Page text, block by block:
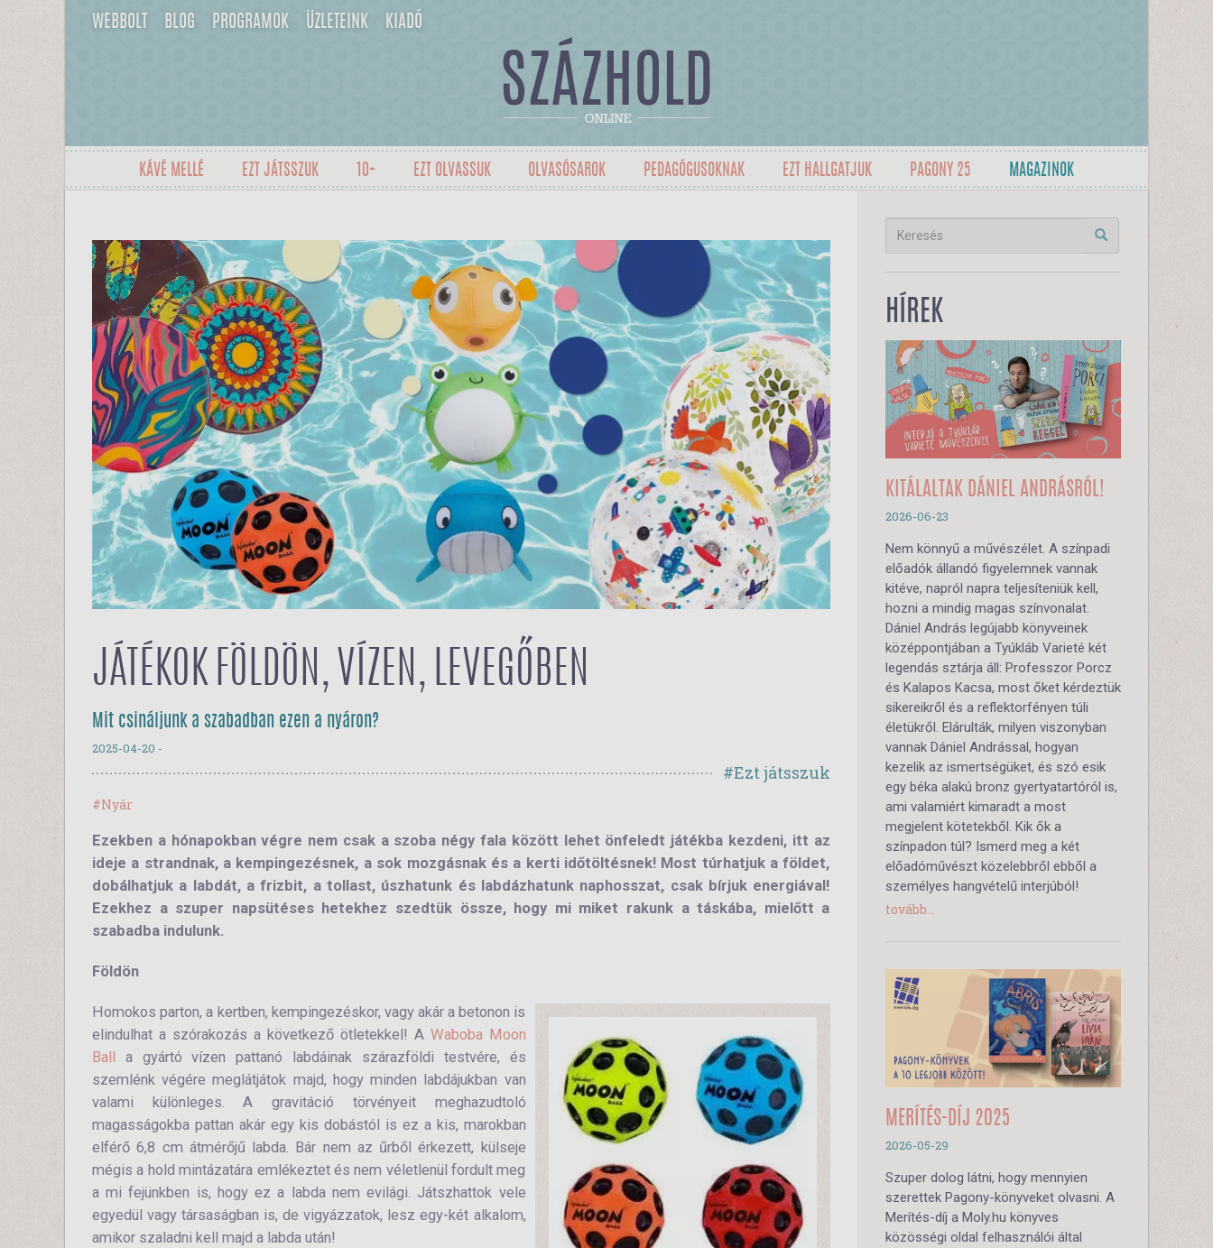
WEBBOLT BLOG PROGRAMOK ÜZLETEINK KIADÓ
KÁVÉ MELLÉ EZT JÁTSSZUK 10+ EZT OLVASSUK OLVASÓSAROK PEDAGÓGUSOKNAK EZT HALLGATJUK PAGONY 25 MAGAZINOK
JÁTÉKOK FÖLDÖN, VÍZEN, LEVEGŐBEN
Mit csináljunk a szabadban ezen a nyáron?
2025-04-20 -
#Ezt játsszuk
#Nyár
Ezekben a hónapokban végre nem csak a szoba négy fala között lehet önfeledt játékba kezdeni, itt az
ideje a strandnak, a kempingezésnek, a sok mozgásnak és a kerti időtöltésnek! Most túrhatjuk a földet,
dobálhatjuk a labdát, a frizbit, a tollast, úszhatunk és labdázhatunk naphosszat, csak bírjuk energiával!
Ezekhez a szuper napsütéses hetekhez szedtük össze, hogy mi miket rakunk a táskába, mielőtt a
szabadba indulunk.
Földön
Homokos parton, a kertben, kempingezéskor, vagy akár a betonon is
elindulhat a szórakozás a következő ötletekkel! A Waboba Moon
Ball a gyártó vízen pattanó labdáinak szárazföldi testvére, és
szemlénk végére meglátjátok majd, hogy minden labdájukban van
valami különleges. A gravitáció törvényeit meghazudtoló
magasságokba pattan akár egy kis dobástól is ez a kis, marokban
elférő 6,8 cm átmérőjű labda. Bár nem az űrből érkezett, külseje
mégis a hold mintázatára emlékeztet és nem véletlenül fordult meg
a mi fejünkben is, hogy ez a labda nem evilági. Játszhattok vele
egyedül vagy társaságban is, de vigyázzatok, lesz egy-két alkalom,
amikor szaladni kell majd a labda után!
HÍREK
KITÁLALTAK DÁNIEL ANDRÁSRÓL!
2026-06-23
Nem könnyű a művészélet. A színpadi
előadók állandó figyelemnek vannak
kitéve, napról napra teljesíteniük kell,
hozni a mindig magas színvonalat.
Dániel András legújabb könyveinek
középpontjában a Tyúkláb Varieté két
legendás sztárja áll: Professzor Porcz
és Kalapos Kacsa, most őket kérdeztük
sikereikről és a reflektorfényen túli
életükről. Elárulták, milyen viszonyban
vannak Dániel Andrással, hogyan
kezelik az ismertségüket, és szó esik
egy béka alakú bronz gyertyatartóról is,
ami valamiért kimaradt a most
megjelent kötetekből. Kik ők a
színpadon túl? Ismerd meg a két
előadóművészt közelebbről ebből a
személyes hangvételű interjúból!
tovább...
MERÍTÉS-DÍJ 2025
2026-05-29
Szuper dolog látni, hogy mennyien
szerettek Pagony-könyveket olvasni. A
Merítés-díj a Moly.hu könyves
közösségi oldal felhasználói által